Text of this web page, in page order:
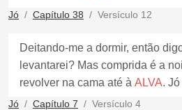
Jó Capítulo 38 Versículo 12
Deitando-me a dormir, então
levantarei? Mas comprida é a
revolver na cama até à ALVA.
Jó Capítulo 7 Versículo 4